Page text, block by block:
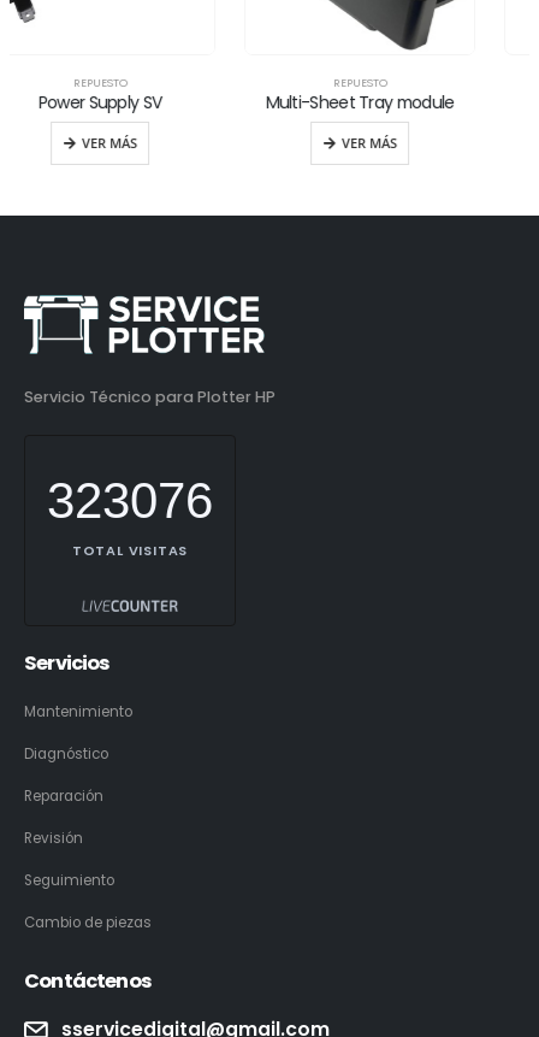
REPUESTO
Multi-Sheet Tray module
VER MÁS
REPUESTO
Encoder Disk
VER MÁS
Servicio Técnico para Plotter HP
323076
TOTAL VISITAS
Servicios
Mantenimiento
Diagnóstico
Reparación
Revisión
Seguimiento
Cambio de piezas
Contáctenos
sservicedigital@gmail.com